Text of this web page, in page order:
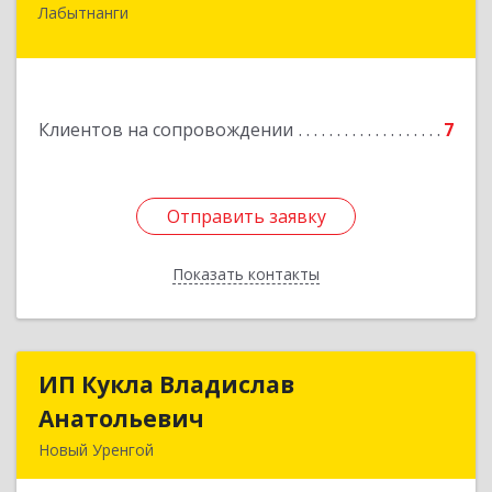
Лабытнанги
Клиентов на сопровождении 7
Отправить заявку
Показать контакты
629400, Ямало-Ненецкий АО, Лабытнанги г,
Отправить заявку
Назад
ИП Кукла Владислав
Анатольевич
Новый Уренгой
ИП Кукла Владислав